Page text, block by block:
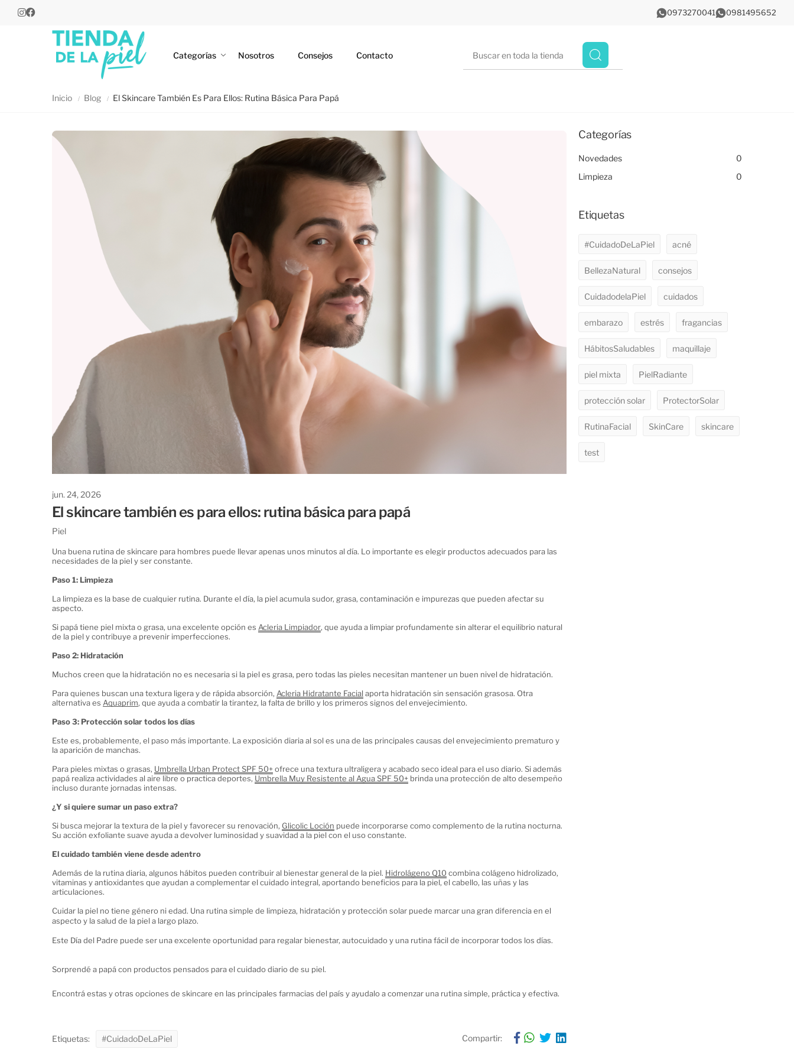
0973270041 0981495652
Categorías Nosotros Consejos Contacto
Inicio Blog El Skincare También Es Para Ellos: Rutina Básica Para Papá
jun. 24, 2026
El skincare también es para ellos: rutina básica para papá
Piel
Una buena rutina de skincare para hombres puede llevar apenas unos minutos al día. Lo importante es elegir productos adecuados para las
necesidades de la piel y ser constante.
Paso 1: Limpieza
La limpieza es la base de cualquier rutina. Durante el día, la piel acumula sudor, grasa, contaminación e impurezas que pueden afectar su
aspecto.
Si papá tiene piel mixta o grasa, una excelente opción es Acleria Limpiador, que ayuda a limpiar profundamente sin alterar el equilibrio natural
de la piel y contribuye a prevenir imperfecciones.
Paso 2: Hidratación
Muchos creen que la hidratación no es necesaria si la piel es grasa, pero todas las pieles necesitan mantener un buen nivel de hidratación.
Para quienes buscan una textura ligera y de rápida absorción, Acleria Hidratante Facial aporta hidratación sin sensación grasosa. Otra
alternativa es Aquaprim, que ayuda a combatir la tirantez, la falta de brillo y los primeros signos del envejecimiento.
Paso 3: Protección solar todos los días
Este es, probablemente, el paso más importante. La exposición diaria al sol es una de las principales causas del envejecimiento prematuro y
la aparición de manchas.
Para pieles mixtas o grasas, Umbrella Urban Protect SPF 50+ ofrece una textura ultraligera y acabado seco ideal para el uso diario. Si además
papá realiza actividades al aire libre o practica deportes, Umbrella Muy Resistente al Agua SPF 50+ brinda una protección de alto desempeño
incluso durante jornadas intensas.
¿Y si quiere sumar un paso extra?
Si busca mejorar la textura de la piel y favorecer su renovación, Glicolic Loción puede incorporarse como complemento de la rutina nocturna.
Su acción exfoliante suave ayuda a devolver luminosidad y suavidad a la piel con el uso constante.
El cuidado también viene desde adentro
Además de la rutina diaria, algunos hábitos pueden contribuir al bienestar general de la piel. Hidrolágeno Q10 combina colágeno hidrolizado,
vitaminas y antioxidantes que ayudan a complementar el cuidado integral, aportando beneficios para la piel, el cabello, las uñas y las
articulaciones.
Cuidar la piel no tiene género ni edad. Una rutina simple de limpieza, hidratación y protección solar puede marcar una gran diferencia en el
aspecto y la salud de la piel a largo plazo.
Este Día del Padre puede ser una excelente oportunidad para regalar bienestar, autocuidado y una rutina fácil de incorporar todos los días.
Sorprendé a papá con productos pensados para el cuidado diario de su piel.
Encontrá estas y otras opciones de skincare en las principales farmacias del país y ayudalo a comenzar una rutina simple, práctica y efectiva.
Etiquetas: #CuidadoDeLaPiel Compartir:
Categorías
Novedades
0
Limpieza
0
Etiquetas
#CuidadoDeLaPiel acné
BellezaNatural consejos
CuidadodelaPiel cuidados
embarazo estrés fragancias
HábitosSaludables maquillaje
piel mixta PielRadiante
protección solar ProtectorSolar
RutinaFacial SkinCare skincare
test